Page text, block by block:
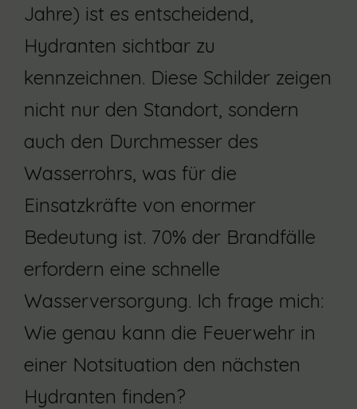
Jahre) ist es entscheidend,
Hydranten sichtbar zu
kennzeichnen. Diese Schilder zeigen
nicht nur den Standort, sondern
auch den Durchmesser des
Wasserrohrs, was für die
Einsatzkräfte von enormer
Bedeutung ist. 70% der Brandfälle
erfordern eine schnelle
Wasserversorgung. Ich frage mich:
Wie genau kann die Feuerwehr in
einer Notsituation den nächsten
Hydranten finden?